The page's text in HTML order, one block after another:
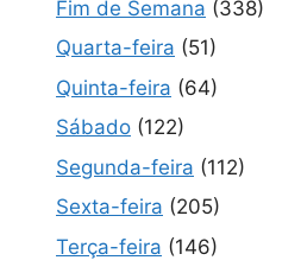
Fim de Semana (338)
Quarta-feira (51)
Quinta-feira (64)
Sábado (122)
Segunda-feira (112)
Sexta-feira (205)
Terça-feira (146)